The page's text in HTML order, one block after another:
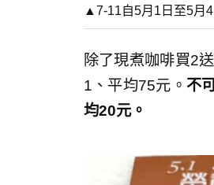
▲7-11自5月1日至5月
除了現煮咖啡買2
1、平均75元。 不
均20元。